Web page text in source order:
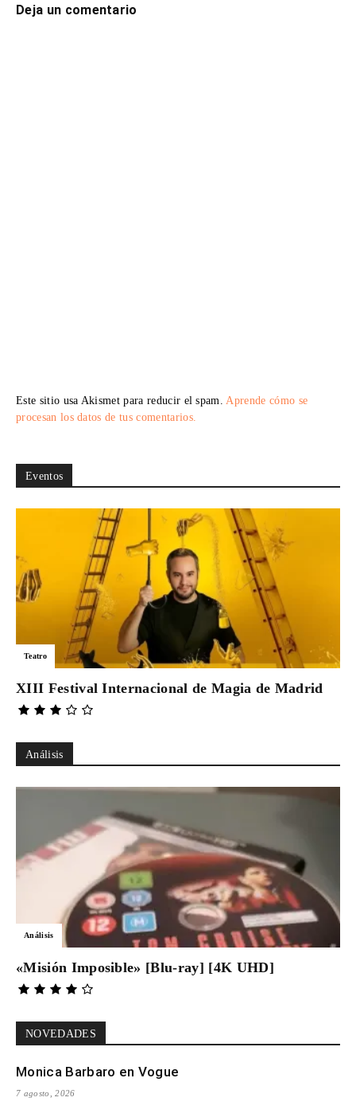
Deja un comentario
Este sitio usa Akismet para reducir el spam. Aprende cómo se
procesan los datos de tus comentarios.
Eventos
Teatro
XIII Festival Internacional de Magia de Madrid
Análisis
Análisis
«Misión Imposible» [Blu-ray] [4K UHD]
NOVEDADES
Monica Barbaro en Vogue
7 agosto, 2026